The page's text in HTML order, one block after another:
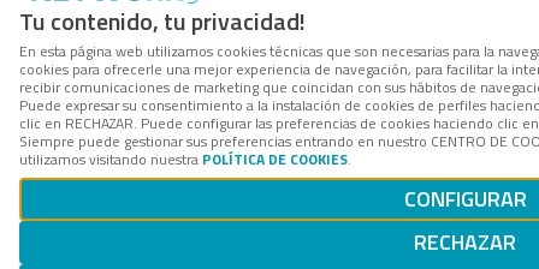
Tu contenido, tu privacidad!
En esta página web utilizamos cookies técnicas que son necesarias para la
cookies para ofrecerle una mejor experiencia de navegación, para facilitar la
recibir comunicaciones de marketing que coincidan con sus hábitos de
Puede expresar su consentimiento a la instalación de cookies de perfiles
clic en RECHAZAR. Puede configurar las preferencias de cookies haciendo clic en
Siempre puede gestionar sus preferencias entrando en nuestro CENTRO DE
utilizamos visitando nuestra POLÍTICA DE COOKIES.
CONFIGURAR
RECHAZAR